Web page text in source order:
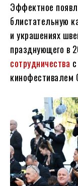
Эффектное
блистательную
и украшениях
празднующего в
сотрудничества
кинофестивалем